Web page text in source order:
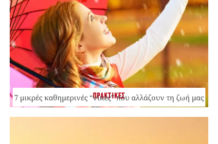
ΠΡΑΚΤΙΚΕΣ
7 μικρές καθημερινές “νίκες” που αλλάζουν τη ζωή μας